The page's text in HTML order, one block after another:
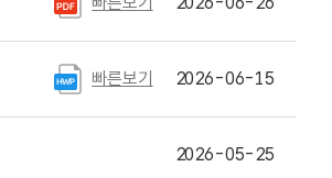
빠른보기 2026-06-15
2026-05-25